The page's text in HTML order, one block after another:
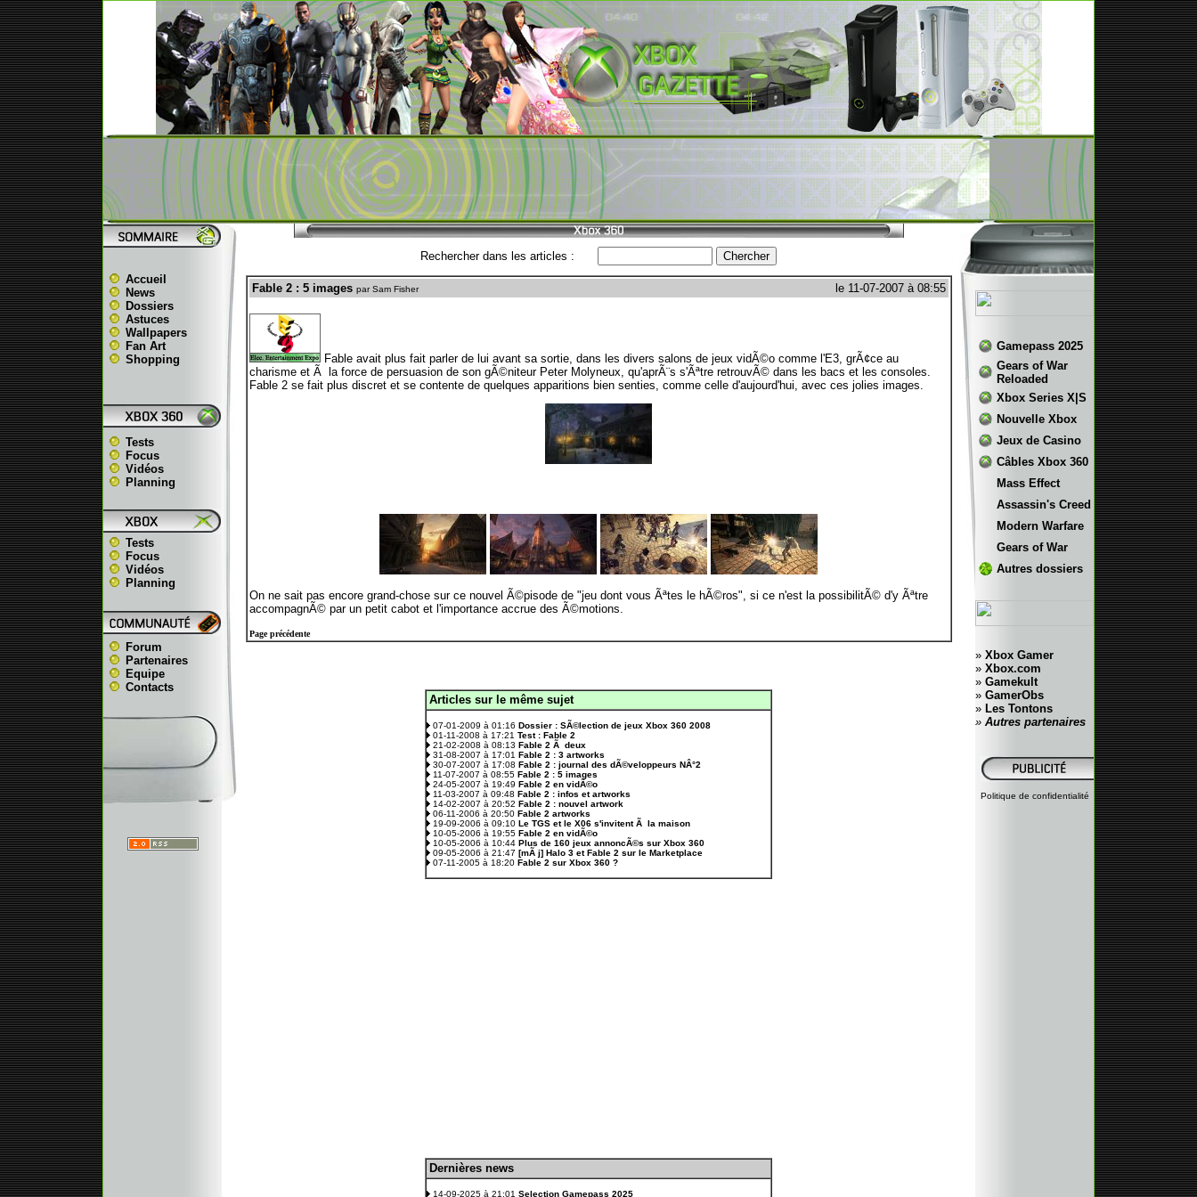
Accueil
News
Dossiers
Astuces
Wallpapers
Fan Art
Shopping
Tests
Focus
Vidéos
Planning
Tests
Focus
Vidéos
Planning
Forum
Partenaires
Equipe
Contacts
Rechercher dans les articles :
Fable 2 : 5 images par Sam Fisher le 11-07-2007 à 08:55
Fable avait plus fait parler de lui avant sa sortie, dans les divers salons de jeux vidÃ©o comme l'E3, grÃ¢ce au
charisme et Ã la force de persuasion de son gÃ©niteur Peter Molyneux, qu'aprÃ¨s s'Ãªtre retrouvÃ© dans les bacs et les consoles.
Fable 2 se fait plus discret et se contente de quelques apparitions bien senties, comme celle d'aujourd'hui, avec ces jolies images.
On ne sait pas encore grand-chose sur ce nouvel Ã©pisode de "jeu dont vous Ãªtes le hÃ©ros", si ce n'est la possibilitÃ© d'y Ãªtre
accompagnÃ© par un petit cabot et l'importance accrue des Ã©motions.
Page précédente
Articles sur le même sujet
07-01-2009 à 01:16 Dossier : SÃ©lection de jeux Xbox 360 2008
01-11-2008 à 17:21 Test : Fable 2
21-02-2008 à 08:13 Fable 2 Ã deux
31-08-2007 à 17:01 Fable 2 : 3 artworks
30-07-2007 à 17:08 Fable 2 : journal des dÃ©veloppeurs NÂ°2
11-07-2007 à 08:55 Fable 2 : 5 images
24-05-2007 à 19:49 Fable 2 en vidÃ©o
11-03-2007 à 09:48 Fable 2 : infos et artworks
14-02-2007 à 20:52 Fable 2 : nouvel artwork
06-11-2006 à 20:50 Fable 2 artworks
19-09-2006 à 09:10 Le TGS et le X06 s'invitent Ã la maison
10-05-2006 à 19:55 Fable 2 en vidÃ©o
10-05-2006 à 10:44 Plus de 160 jeux annoncÃ©s sur Xbox 360
09-05-2006 à 21:47 [mÃ j] Halo 3 et Fable 2 sur le Marketplace
07-11-2005 à 18:20 Fable 2 sur Xbox 360 ?
Dernières news
14-09-2025 à 21:01 Selection Gamepass 2025
Gamepass 2025
Gears of War
Reloaded
Xbox Series X|S
Nouvelle Xbox
Jeux de Casino
Câbles Xbox 360
Mass Effect
Assassin's Creed
Modern Warfare
Gears of War
Autres dossiers
» Xbox Gamer
» Xbox.com
» Gamekult
» GamerObs
» Les Tontons
» Autres partenaires
Politique de confidentialité